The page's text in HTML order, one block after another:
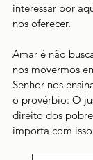
interessar por
nos oferecer.
Amar é não
nos movermos
Senhor nos
o provérbio: O
direito dos
importa com